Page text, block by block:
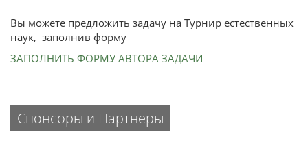
Вы можете предложить задачу на Турнир естественных
наук, заполнив форму
ЗАПОЛНИТЬ ФОРМУ АВТОРА ЗАДАЧИ
Спонсоры и Партнеры